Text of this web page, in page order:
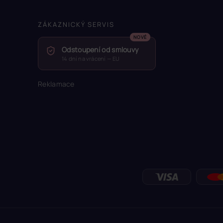
ZÁKAZNICKÝ SERVIS
Odstoupení od smlouvy
14 dní na vrácení — EU
Reklamace